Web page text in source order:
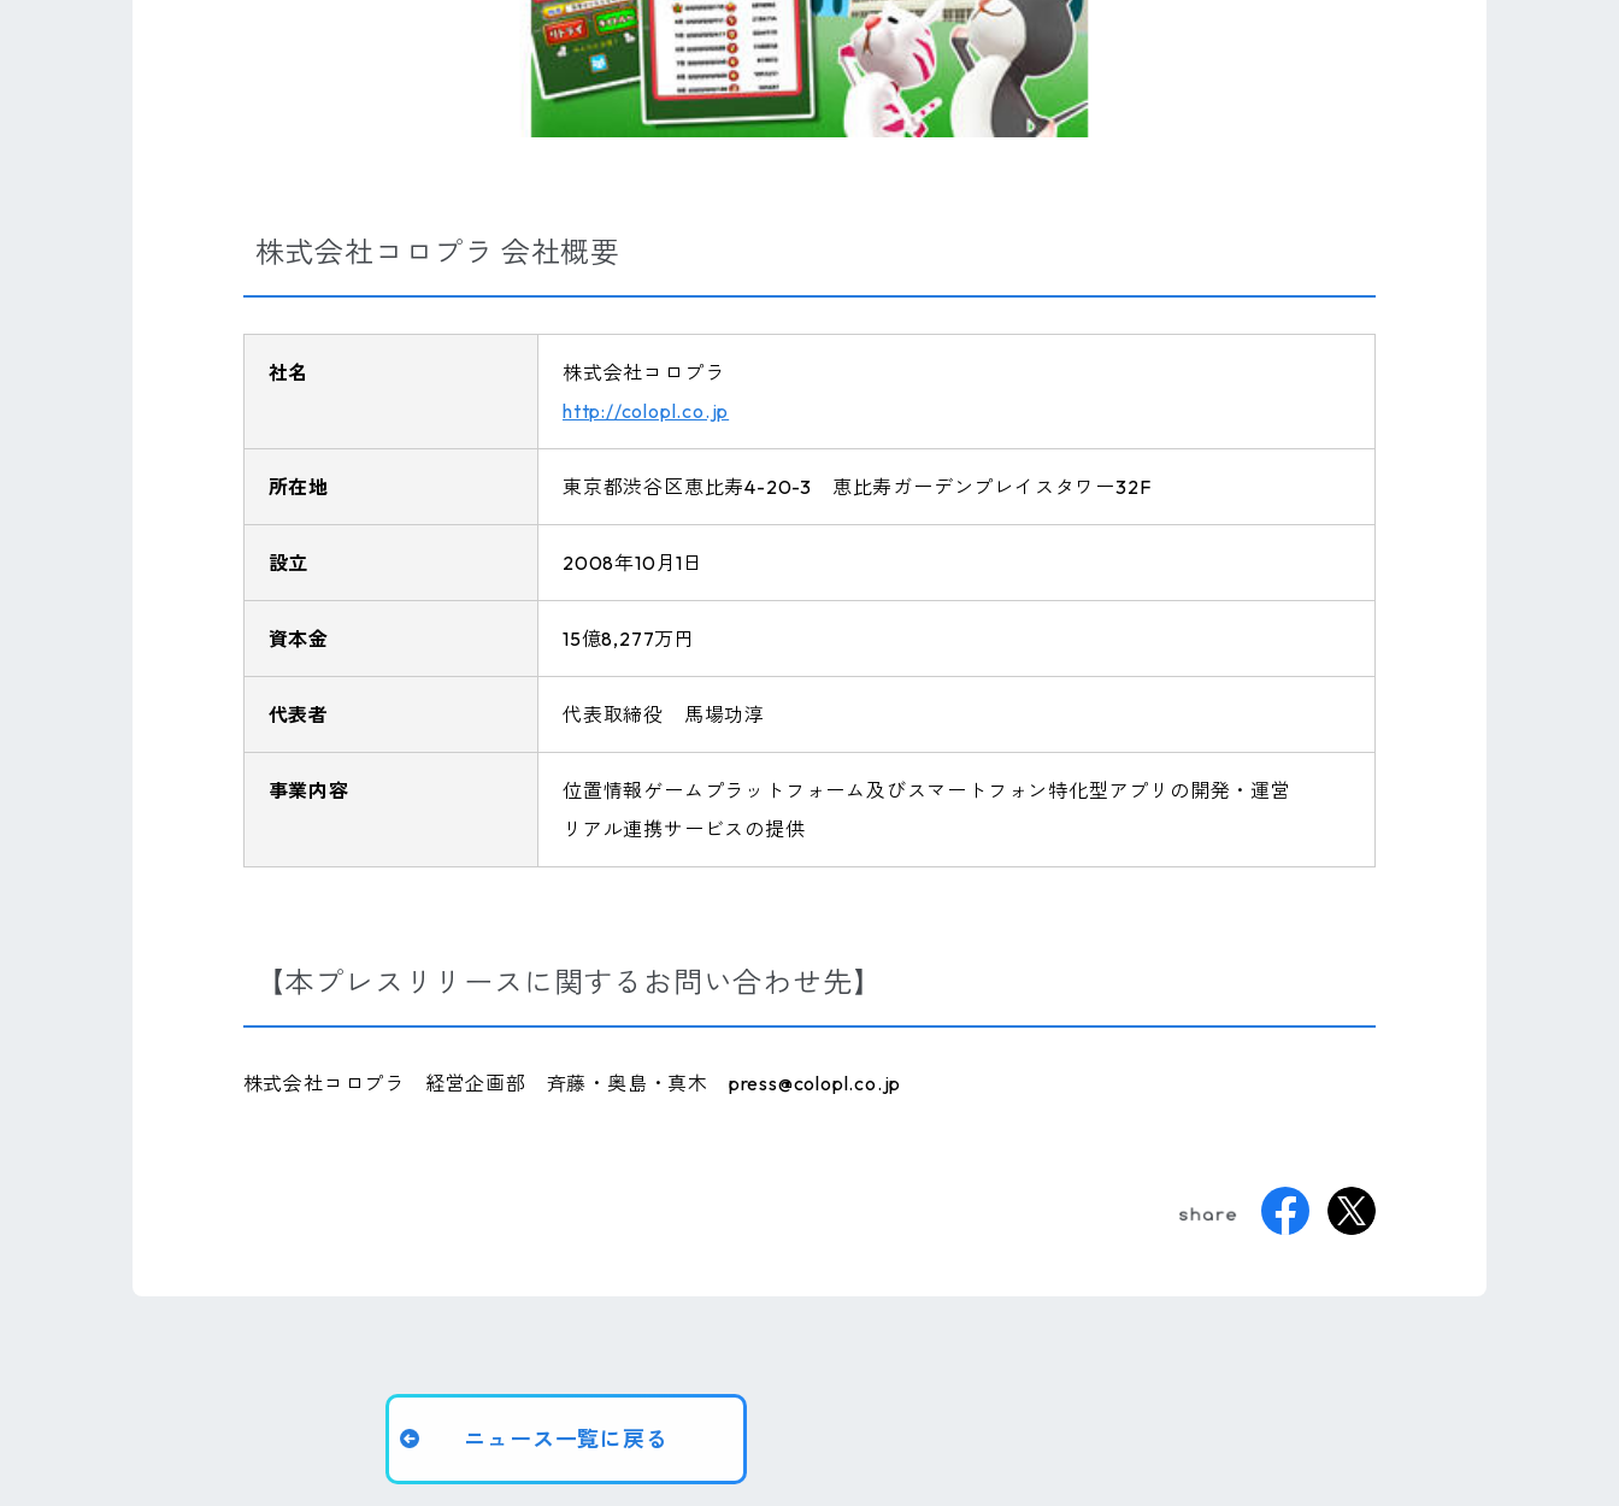
株式会社コロプラ 会社概要
社名
株式会社コロプラ
http://colopl.co.jp
所在地 東京都渋谷区恵比寿4-20-3 恵比寿ガーデンプレイスタワー32F
設立 2008年10月1日
資本金 15億8,277万円
代表者 代表取締役 馬場功淳
事業内容
位置情報ゲームプラットフォーム及びスマートフォン特化型アプリの開発・運営
リアル連携サービスの提供
【本プレスリリースに関するお問い合わせ先】
株式会社コロプラ 経営企画部 斉藤・奥島・真木 press@colopl.co.jp
ニュース一覧に戻る